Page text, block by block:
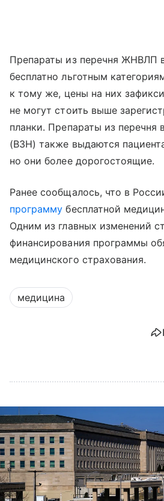
Препараты из перечня ЖНВЛП
бесплатно льготным
к тому же, цены на них
не могут стоить выше
планки. Препараты из перечня
(ВЗН) также выдаются
но они более дорогостоящие.
Ранее сообщалось, что в
программу бесплатной
Одним из главных изменений
финансирования программы
медицинского страхования.
медицина